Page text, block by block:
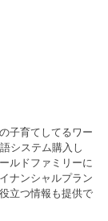
子育てしてるワー
システム購入し
ルドファミリーに
ナンシャルプラン
立つ情報も提供で